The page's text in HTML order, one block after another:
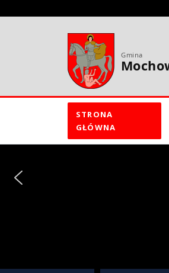
treści
Gmina
STRONA
GŁÓWNA